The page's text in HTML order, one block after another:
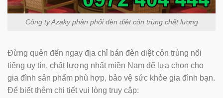
Công ty Azaky phân phối đèn diệt côn trùng chất lượng
Đừng quên đến ngay địa chỉ bán đèn diệt côn trùng nổi
tiếng uy tín, chất lượng nhất miền Nam để lựa chọn cho
gia đình sản phẩm phù hợp, bảo vệ sức khỏe gia đình bạn.
Để biết thêm chi tiết vui lòng truy cập: